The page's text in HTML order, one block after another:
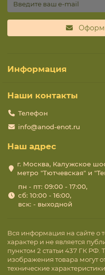
Информация
Наши контакты
Телефон
info@anod-enot.ru
Наш адрес
г. Москва, Калужское
метро "Тютчевская" и
пн - пт: 09:00 - 17:00,
сб: 10:00 - 16:00,
вск: - выходной
Вся информация на сайте о
характер и не является
пунктом 2 статьи 437 ГК РФ.
изображения товара могут
технические